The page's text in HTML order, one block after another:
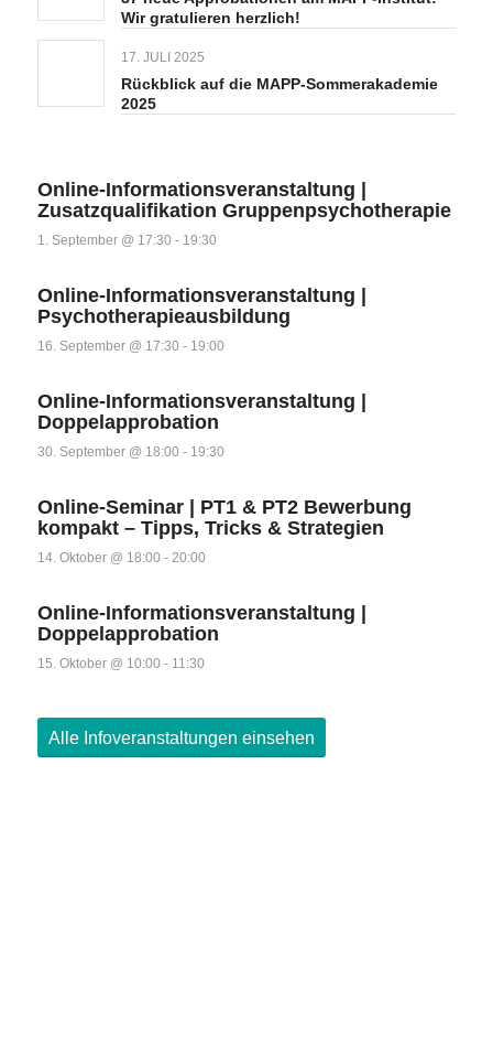
Wir gratulieren herzlich!
17. JULI 2025
Rückblick auf die MAPP-Sommerakademie
2025
Online-Informationsveranstaltung |
Zusatzqualifikation Gruppenpsychotherapie
1. September @ 17:30 - 19:30
Online-Informationsveranstaltung |
Psychotherapieausbildung
16. September @ 17:30 - 19:00
Online-Informationsveranstaltung |
Doppelapprobation
30. September @ 18:00 - 19:30
Online-Seminar | PT1 & PT2 Bewerbung
kompakt – Tipps, Tricks & Strategien
14. Oktober @ 18:00 - 20:00
Online-Informationsveranstaltung |
Doppelapprobation
15. Oktober @ 10:00 - 11:30
Alle Infoveranstaltungen einsehen